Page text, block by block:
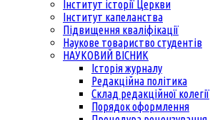
Інститут історії Церкви
Інститут капеланства
Підвищення кваліфікації
Наукове товариство студентів
НАУКОВИЙ ВІСНИК
Історія журналу
Редакційна політика
Склад редакційної колегії
Порядок оформлення